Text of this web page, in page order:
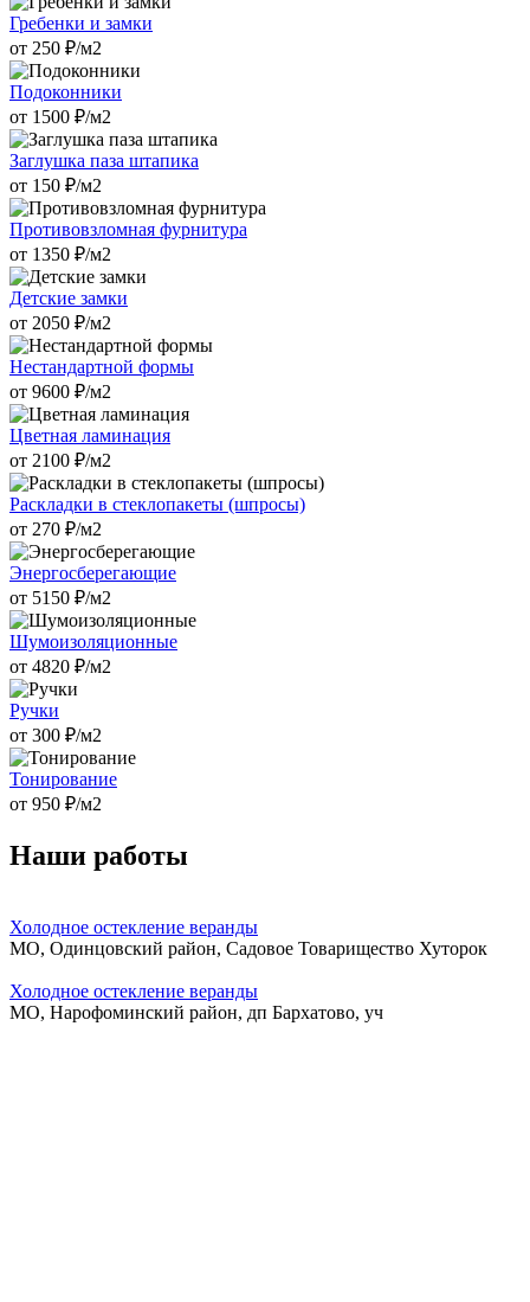
Гребенки и замки
от 250 ₽/м2
Подоконники
от 1500 ₽/м2
Заглушка паза штапика
от 150 ₽/м2
Противовзломная фурнитура
от 1350 ₽/м2
Детские замки
от 2050 ₽/м2
Нестандартной формы
от 9600 ₽/м2
Цветная ламинация
от 2100 ₽/м2
Раскладки в стеклопакеты (шпросы)
от 270 ₽/м2
Энергосберегающие
от 5150 ₽/м2
Шумоизоляционные
от 4820 ₽/м2
Ручки
от 300 ₽/м2
Тонирование
от 950 ₽/м2
Наши работы
Холодное остекление веранды
МО, Одинцовский район, Садовое Товарищество Хуторок
Холодное остекление веранды
МО, Нарофоминский район, дп Бархатово, уч